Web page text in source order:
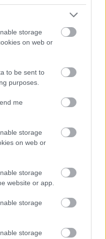
storage
on web or
to be sent to
purposes.
me
storage
on web or
storage
website or app.
storage
storage
látjuk,
már búcsúznánk,